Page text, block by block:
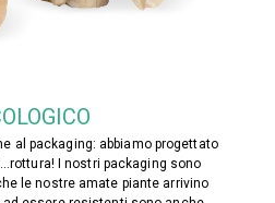
al packaging: abbiamo progettato
I nostri packaging sono
le nostre amate piante arrivino